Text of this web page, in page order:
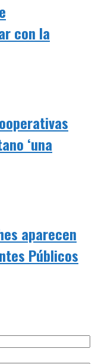
con la
‘una
aparecen
Públicos